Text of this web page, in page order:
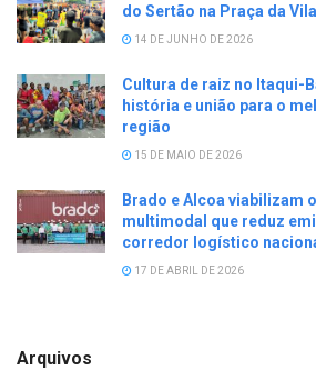
do Sertão na Praça da
14 DE JUNHO DE 2026
Cultura de raiz no Itaqui-
história e união para o
região
15 DE MAIO DE 2026
Brado e Alcoa viabilizam
multimodal que reduz
corredor logístico
17 DE ABRIL DE 2026
Arquivos